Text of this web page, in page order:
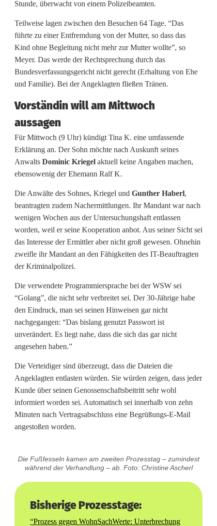
Stunde, überwacht von einem Polizeibeamten.
Teilweise lagen zwischen den Besuchen 64 Tage. “Das
führte zu einer Entfremdung von der Mutter, so dass das
Kind ohne Begleitung nicht mehr zur Mutter wollte”, so
Meyer. Das werde der Rechtsprechung durch das
Bundesverfassungsgericht nicht gerecht (Erhaltung von Ehe
und Familie). Bei der Angeklagten fließen Tränen.
Vorständin will am Mittwoch
aussagen
Für Mittwoch (9 Uhr) kündigt Tina K. eine umfassende
Erklärung an. Der Sohn möchte nach Auskunft seines
Anwalts Dominic Kriegel aktuell keine Angaben machen,
ebensowenig der Ehemann Ralf K.
Die Anwälte des Sohnes, Kriegel und Gunther Haberl,
beantragten zudem Nachermittlungen. Ihr Mandant war nach
wenigen Wochen aus der Untersuchungshaft entlassen
worden, weil er seine Kooperation anbot. Aus seiner Sicht sei
das Interesse der Ermittler aber nicht groß gewesen. Ohnehin
zweifle ihr Mandant an den Fähigkeiten des IT-Beauftragten
der Kriminalpolizei.
Die verwendete Programmiersprache bei der WSW sei
“Golang”, die nicht sehr verbreitet sei. Der 30-Jährige habe
den Eindruck, man sei seinen Hinweisen gar nicht
nachgegangen: “Das bislang genutzt Passwort ist
unverändert. Es liegt nahe, dass die sich das gar nicht
angesehen haben.”
Die Verteidiger sind überzeugt, dass die Dateien die
Angeklagten entlasten würden. Sie würden zeigen, dass jeder
Kunde über seinen Genossenschaftsbeitritt sehr wohl
informiert worden sei. Automatisch sei innerhalb von zehn
Minuten nach Vertragsabschluss eine Begrüßungs-E-Mail
angestoßen worden.
Die Fußfesseln kamen am zweiten Prozesstag – zumindest
während der Verhandlung – ab. Foto: Christine Ascherl
Bisherige Prozesstage:
“Prozess gegen WohnSachWerte: Unterbrechung